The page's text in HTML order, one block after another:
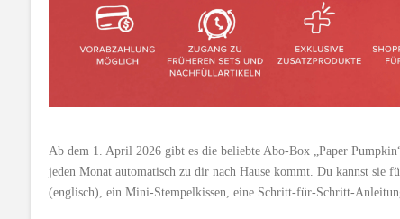
Ab dem 1. April 2026 gibt es die beliebte Abo-Box „Paper
jeden Monat automatisch zu dir nach Hause kommt. Du kannst sie
(englisch), ein Mini-Stempelkissen, eine Schritt-für-Schritt-